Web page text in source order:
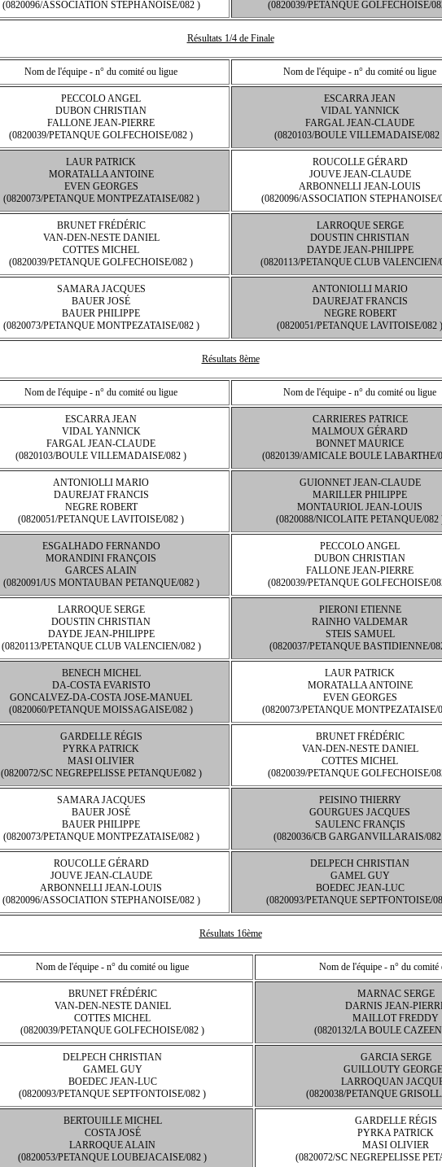
(0820096/ASSOCIATION STEPHANOISE/082 )
(0820039/PETANQUE GOLFECHOISE/
Résultats 1/4 de Finale
Nom de l'équipe - n° du comité ou ligue Nom de l'équipe - n° du comité ou ligue
PECCOLO ANGEL
DUBON CHRISTIAN
FALLONE JEAN-PIERRE
(0820039/PETANQUE GOLFECHOISE/082 )
ESCARRA JEAN
VIDAL YANNICK
FARGAL JEAN-CLAUDE
(0820103/BOULE VILLEMADAISE/082
LAUR PATRICK
MORATALLA ANTOINE
EVEN GEORGES
(0820073/PETANQUE MONTPEZATAISE/082 )
ROUCOLLE GÉRARD
JOUVE JEAN-CLAUDE
ARBONNELLI JEAN-LOUIS
(0820096/ASSOCIATION STEPHANOISE/
BRUNET FRÉDÉRIC
VAN-DEN-NESTE DANIEL
COTTES MICHEL
(0820039/PETANQUE GOLFECHOISE/082 )
LARROQUE SERGE
DOUSTIN CHRISTIAN
DAYDE JEAN-PHILIPPE
(0820113/PETANQUE CLUB VALENCIEN/
SAMARA JACQUES
BAUER JOSÉ
BAUER PHILIPPE
(0820073/PETANQUE MONTPEZATAISE/082 )
ANTONIOLLI MARIO
DAUREJAT FRANCIS
NEGRE ROBERT
(0820051/PETANQUE LAVITOISE/082 )
Résultats 8ème
Nom de l'équipe - n° du comité ou ligue Nom de l'équipe - n° du comité ou ligue
ESCARRA JEAN
VIDAL YANNICK
FARGAL JEAN-CLAUDE
(0820103/BOULE VILLEMADAISE/082 )
CARRIERES PATRICE
MALMOUX GÉRARD
BONNET MAURICE
(0820139/AMICALE BOULE LABARTHE/
ANTONIOLLI MARIO
DAUREJAT FRANCIS
NEGRE ROBERT
(0820051/PETANQUE LAVITOISE/082 )
GUIONNET JEAN-CLAUDE
MARILLER PHILIPPE
MONTAURIOL JEAN-LOUIS
(0820088/NICOLAITE PETANQUE/082
ESGALHADO FERNANDO
MORANDINI FRANÇOIS
GARCES ALAIN
(0820091/US MONTAUBAN PETANQUE/082 )
PECCOLO ANGEL
DUBON CHRISTIAN
FALLONE JEAN-PIERRE
(0820039/PETANQUE GOLFECHOISE/
LARROQUE SERGE
DOUSTIN CHRISTIAN
DAYDE JEAN-PHILIPPE
(0820113/PETANQUE CLUB VALENCIEN/082 )
PIERONI ETIENNE
RAINHO VALDEMAR
STEIS SAMUEL
(0820037/PETANQUE BASTIDIENNE/
BENECH MICHEL
DA-COSTA EVARISTO
GONCALVEZ-DA-COSTA JOSE-MANUEL
(0820060/PETANQUE MOISSAGAISE/082 )
LAUR PATRICK
MORATALLA ANTOINE
EVEN GEORGES
(0820073/PETANQUE MONTPEZATAISE/
GARDELLE RÉGIS
PYRKA PATRICK
MASI OLIVIER
(0820072/SC NEGREPELISSE PETANQUE/082 )
BRUNET FRÉDÉRIC
VAN-DEN-NESTE DANIEL
COTTES MICHEL
(0820039/PETANQUE GOLFECHOISE/
SAMARA JACQUES
BAUER JOSÉ
BAUER PHILIPPE
(0820073/PETANQUE MONTPEZATAISE/082 )
PEISINO THIERRY
GOURGUES JACQUES
SAULENC FRANÇIS
(0820036/CB GARGANVILLARAIS/
ROUCOLLE GÉRARD
JOUVE JEAN-CLAUDE
ARBONNELLI JEAN-LOUIS
(0820096/ASSOCIATION STEPHANOISE/082 )
DELPECH CHRISTIAN
GAMEL GUY
BOEDEC JEAN-LUC
(0820093/PETANQUE SEPTFONTOISE/
Résultats 16ème
Nom de l'équipe - n° du comité ou ligue Nom de l'équipe - n° du comité
BRUNET FRÉDÉRIC
VAN-DEN-NESTE DANIEL
COTTES MICHEL
(0820039/PETANQUE GOLFECHOISE/082 )
MARNAC SERGE
DARNIS JEAN-
MAILLOT FREDDY
(0820132/LA BOULE
DELPECH CHRISTIAN
GAMEL GUY
BOEDEC JEAN-LUC
(0820093/PETANQUE SEPTFONTOISE/082 )
GARCIA SERGE
GUILLOUTY
LARROQUAN
(0820038/PETANQUE
BERTOUILLE MICHEL
COSTA JOSÉ
LARROQUE ALAIN
(0820053/PETANQUE LOUBEJACAISE/082 )
GARDELLE RÉGIS
PYRKA PATRICK
MASI OLIVIER
(0820072/SC NEGREPELISSE